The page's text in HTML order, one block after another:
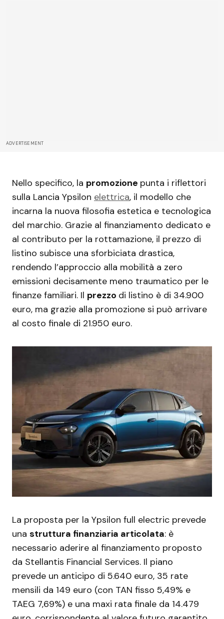
ADVERTISEMENT
Nello specifico, la promozione punta i riflettori
sulla Lancia Ypsilon elettrica, il modello che
incarna la nuova filosofia estetica e tecnologica
del marchio. Grazie al finanziamento dedicato e
al contributo per la rottamazione, il prezzo di
listino subisce una sforbiciata drastica,
rendendo l’approccio alla mobilità a zero
emissioni decisamente meno traumatico per le
finanze familiari. Il prezzo di listino è di 34.900
euro, ma grazie alla promozione si può arrivare
al costo finale di 21.950 euro.
La proposta per la Ypsilon full electric prevede
una struttura finanziaria articolata: è
necessario aderire al finanziamento proposto
da Stellantis Financial Services. Il piano
prevede un anticipo di 5.640 euro, 35 rate
mensili da 149 euro (con TAN fisso 5,49% e
TAEG 7,69%) e una maxi rata finale da 14.479